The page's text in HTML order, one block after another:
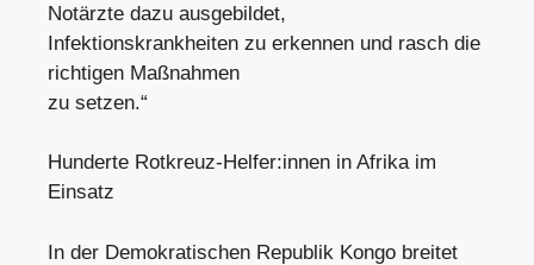
Notärzte dazu ausgebildet,
Infektionskrankheiten zu erkennen und rasch die
richtigen Maßnahmen
zu setzen.“
Hunderte Rotkreuz-Helfer:innen in Afrika im
Einsatz
In der Demokratischen Republik Kongo breitet